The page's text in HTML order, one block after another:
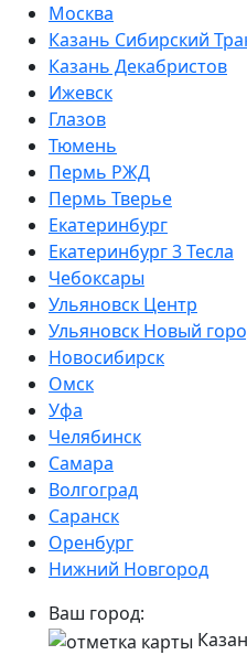
Москва
Казань Сибирский
Казань Декабристов
Ижевск
Глазов
Тюмень
Пермь РЖД
Пермь Тверье
Екатеринбург
Екатеринбург 3 Тесла
Чебоксары
Ульяновск Центр
Ульяновск Новый
Новосибирск
Омск
Уфа
Челябинск
Самара
Волгоград
Саранск
Оренбург
Нижний Новгород
Ваш город: